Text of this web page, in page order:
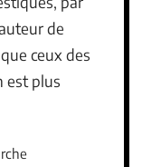
de
ceux des
est plus